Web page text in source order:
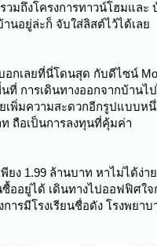
ถึงโครงการทาวน์โฮมและ
นอยู่ล่ะก็ จับใส่ลิสต์ไว้ได้เลย
เลยที่นี่โดนสุด กับดีไซน์
การเดินทางออกจากบ้านไ
พิ่มความสะดวกอีกรูปแบบห
ถือเป็นการลงทุนที่คุ้มค่า
พียง 1.99 ล้านบาท หาไม่ได้
ออยู่ได้ เดินทางไปออฟฟิศใ
ารมีโรงเรียนชื่อดัง โรงพย